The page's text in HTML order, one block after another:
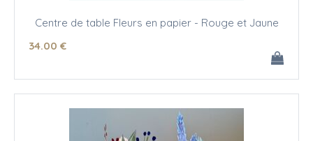
Centre de table Fleurs en papier - Rouge et Jaune
34.00 €